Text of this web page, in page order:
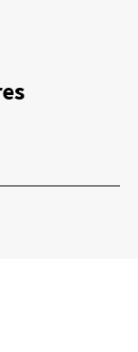
Indesign,